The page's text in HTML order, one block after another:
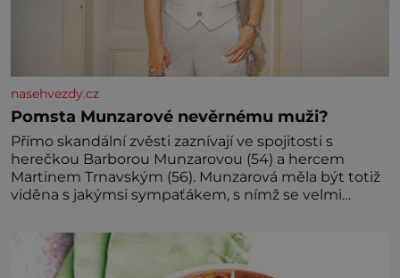
nasehvezdy.cz
Pomsta Munzarové nevěrnému muži?
Přímo skandální zvěsti zaznívají ve spojitosti s
herečkou Barborou Munzarovou (54) a hercem
Martinem Trnavským (56). Munzarová měla být totiž
viděna s jakýmsi sympaťákem, s nímž se velmi